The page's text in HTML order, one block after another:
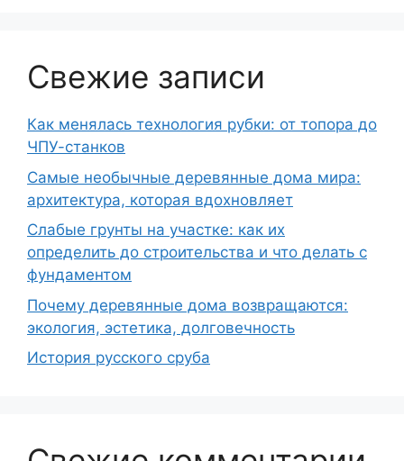
Свежие записи
Как менялась технология рубки: от топора до
ЧПУ-станков
Самые необычные деревянные дома мира:
архитектура, которая вдохновляет
Слабые грунты на участке: как их
определить до строительства и что делать с
фундаментом
Почему деревянные дома возвращаются:
экология, эстетика, долговечность
История русского сруба